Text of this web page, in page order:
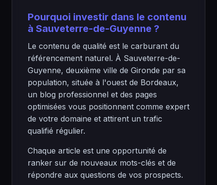
Pourquoi investir dans le contenu
à Sauveterre-de-Guyenne ?
Le contenu de qualité est le carburant du
référencement naturel. À Sauveterre-de-
Guyenne, deuxième ville de Gironde par sa
population, située à l'ouest de Bordeaux,
un blog professionnel et des pages
optimisées vous positionnent comme expert
de votre domaine et attirent un trafic
qualifié régulier.
Chaque article est une opportunité de
ranker sur de nouveaux mots-clés et de
répondre aux questions de vos prospects.